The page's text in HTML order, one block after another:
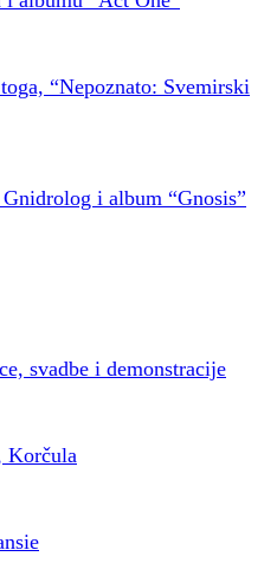
“Nepoznato: Svemirski
i album “Gnosis”
svadbe i demonstracije
Korčula